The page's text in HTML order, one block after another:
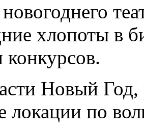
хлопоты в
конкурсов.
Новый Год,
локации по